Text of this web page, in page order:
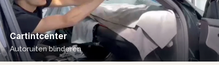
Cartintcenter
Autoruiten blinderen